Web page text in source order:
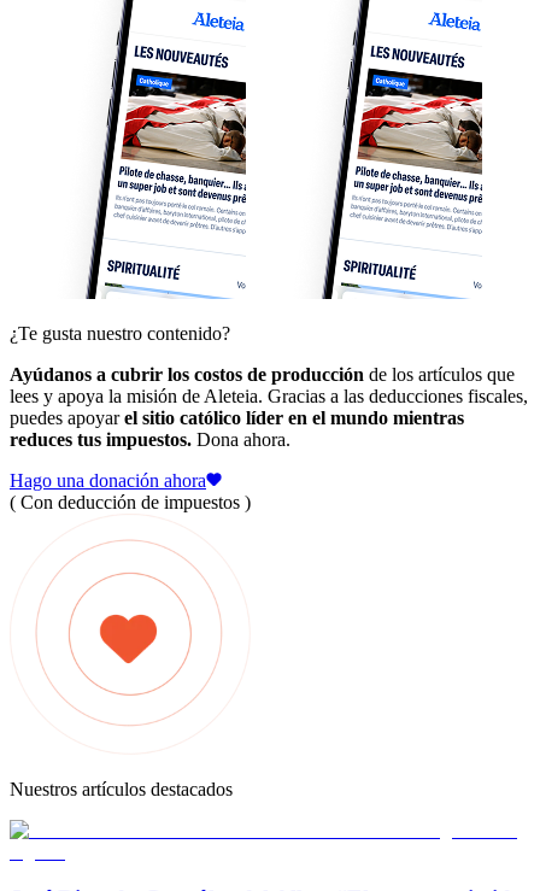
¿Te gusta nuestro contenido?
Ayúdanos a cubrir los costos de producción de los artículos que
lees y apoya la misión de Aleteia. Gracias a las deducciones fiscales,
puedes apoyarel sitio católico líder en el mundo mientras
reduces tus impuestos. Dona ahora.
Hago una donación ahora
( Con deducción de impuestos )
Nuestros artículos destacados